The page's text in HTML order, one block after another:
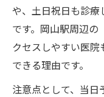
や、土日祝日も診
です。岡山駅周辺の
クセスしやすい医
できる理由です。
注意点として、当